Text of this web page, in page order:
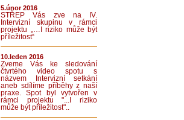
5.únor 2016
STŘEP Vás zve na IV.
Intervizní skupinu v rámci
projektu „…I riziko může být
příležitost“
10.leden 2016
Zveme Vás ke sledování
čtvrtého video spotu s
názvem Intervizní setkání
aneb sdílíme příběhy z naší
praxe. Spot byl vytvořen v
rámci projektu "...I riziko
může být příležitost"..